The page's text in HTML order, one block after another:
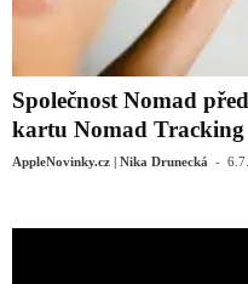
Společnost Nomad
kartu Nomad
AppleNovinky.cz | Nika Drunecká -